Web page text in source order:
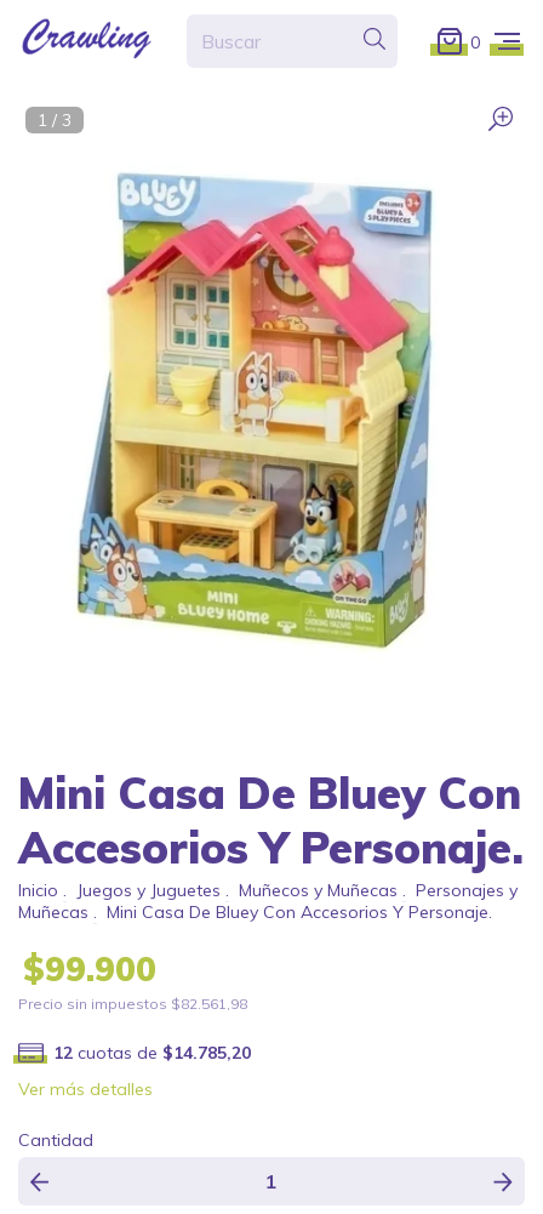
0
Mini Casa De Bluey Con
Accesorios Y Personaje.
Inicio Juegos y Juguetes Muñecos y Muñecas
Personajes y
Muñecas
Mini Casa De Bluey Con Accesorios Y Personaje.
$99.900
Precio sin impuestos $82.561,98
12cuotas de $14.785,20
Ver más detalles
Cantidad
1 / 3